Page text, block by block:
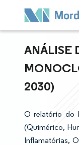
ANÁLISE
2030)
O relatório do
(Quimérico,
Inflamatórias,